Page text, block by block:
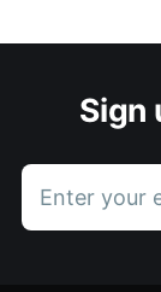
Sign
Enter your